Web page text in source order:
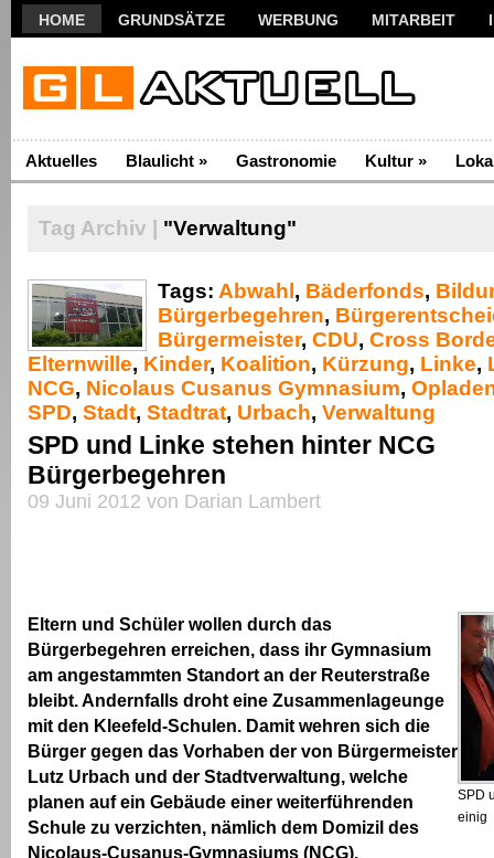
HOME GRUNDSÄTZE WERBUNG MITARBEIT
Aktuelles Blaulicht » Gastronomie Kultur »
Tag Archiv | "Verwaltung"
Tags: Abwahl , Bäderfonds,
Bürgerbegehren,
Bürgermeister, CDU, Cross
Elternwille, Kinder, Koalition, Kürzung, Linke,
NCG, Nicolaus Cusanus Gymnasium,
SPD, Stadt, Stadtrat, Urbach, Verwaltung
SPD und Linke stehen hinter NCG
Bürgerbegehren
09 Juni 2012 von Darian Lambert
SPD
einig
Eltern und Schüler wollen durch das
Bürgerbegehren erreichen, dass ihr Gymnasium
am angestammten Standort an der Reuterstraße
bleibt. Andernfalls droht eine Zusammenlageunge
mit den Kleefeld-Schulen. Damit wehren sich die
Bürger gegen das Vorhaben der von Bürgermeister
Lutz Urbach und der Stadtverwaltung, welche
planen auf ein Gebäude einer weiterführenden
Schule zu verzichten, nämlich dem Domizil des
Nicolaus-Cusanus-Gymnasiums (NCG).